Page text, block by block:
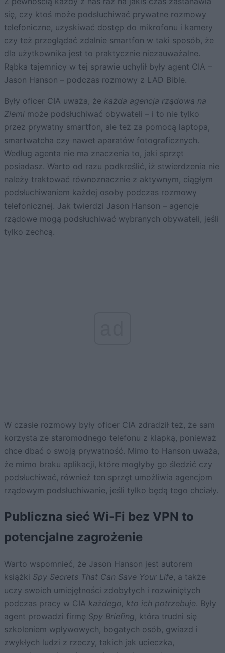
się, czy ktoś może podsłuchiwać prywatne rozmowy
telefoniczne, uzyskiwać dostęp do mikrofonu i kamery
czy też przeglądać zdalnie smartfon w taki sposób, że
dla użytkownika jest to praktycznie niezauważalne.
Rąbka tajemnicy w tej sprawie uchylił były agent CIA –
Jason Hanson – podczas rozmowy z LAD Bible.
Były oficer CIA uważa, że każda agencja rządowa na
Ziemi może podsłuchiwać obywateli – i to nie tylko
przez prywatny smartfon, ale też za pomocą laptopa,
smartwatcha czy nawet aparatów fotograficznych.
Według agenta nie ma znaczenia to, jaki sprzęt
posiadasz. Warto od razu podkreślić, iż stwierdzenia nie
należy traktować równoznacznie z aktywnym, ciągłym
podsłuchiwaniem każdej osoby podczas rozmowy
telefonicznej. Jak twierdzi Jason Hanson – agencje
rządowe mogą podsłuchiwać wybranych obywateli, jeśli
tylko zechcą.
W czasie rozmowy były oficer CIA zdradził też, że sam
korzysta ze staromodnego telefonu z klapką, ponieważ
chce dbać o swoją prywatność. Mimo to Hanson uważa,
że mimo braku aplikacji, które mogłyby go śledzić czy
podsłuchiwać, również ten sprzęt umożliwia agencjom
rządowym podsłuchiwanie, jeśli tylko będą tego chciały.
Publiczna sieć Wi-Fi bez VPN to
potencjalne zagrożenie
Warto wspomnieć, że Jason Hanson jest autorem
książki Spy Secrets That Can Save Your Life, a także
uczy swoich umiejętności zdobytych i rozwiniętych
podczas pracy w CIA każdego, kto ich potrzebuje. Były
agent prowadzi firmę Spy Briefing, która trudni się
szkoleniem wpływowych, bogatych osób, gwiazd i
zwykłych ludzi z rzeczy, takich jak ucieczka,